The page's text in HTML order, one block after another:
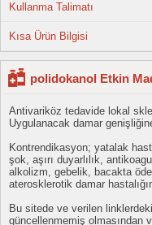
Kullanma Talimatı
Kısa Ürün Bilgisi
polidokanol Etkin
Antivariköz tedavide lokal
Uygulanacak damar
Kontrendikasyon; yatalak
şok, aşırı duyarlılık,
alkolizm, gebelik, bacakta
aterosklerotik damar
Bu sitede ve verilen
güncellenmemiş olmasından